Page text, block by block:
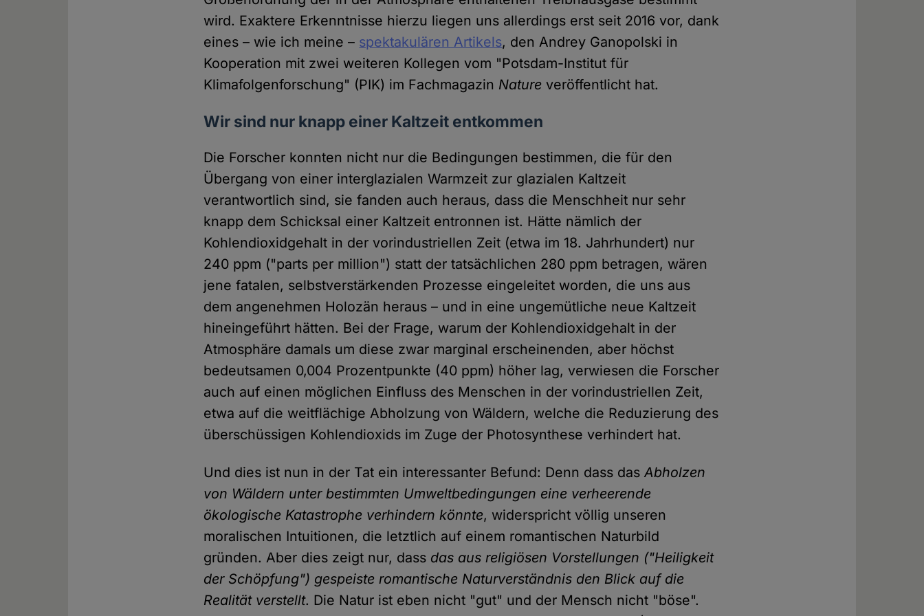
wird. Exaktere Erkenntnisse hierzu liegen uns allerdings erst seit 2016 vor, dank
eines – wie ich meine – spektakulären Artikels, den Andrey Ganopolski in
Kooperation mit zwei weiteren Kollegen vom "Potsdam-Institut für
Klimafolgenforschung" (PIK) im Fachmagazin Nature veröffentlicht hat.
Wir sind nur knapp einer Kaltzeit entkommen
Die Forscher konnten nicht nur die Bedingungen bestimmen, die für den
Übergang von einer interglazialen Warmzeit zur glazialen Kaltzeit
verantwortlich sind, sie fanden auch heraus, dass die Menschheit nur sehr
knapp dem Schicksal einer Kaltzeit entronnen ist. Hätte nämlich der
Kohlendioxidgehalt in der vorindustriellen Zeit (etwa im 18. Jahrhundert) nur
240 ppm ("parts per million") statt der tatsächlichen 280 ppm betragen, wären
jene fatalen, selbstverstärkenden Prozesse eingeleitet worden, die uns aus
dem angenehmen Holozän heraus – und in eine ungemütliche neue Kaltzeit
hineingeführt hätten. Bei der Frage, warum der Kohlendioxidgehalt in der
Atmosphäre damals um diese zwar marginal erscheinenden, aber höchst
bedeutsamen 0,004 Prozentpunkte (40 ppm) höher lag, verwiesen die Forscher
auch auf einen möglichen Einfluss des Menschen in der vorindustriellen Zeit,
etwa auf die weitflächige Abholzung von Wäldern, welche die Reduzierung des
überschüssigen Kohlendioxids im Zuge der Photosynthese verhindert hat.
Und dies ist nun in der Tat ein interessanter Befund: Denn dass dasAbholzen
von Wäldern unter bestimmten Umweltbedingungen eine verheerende
ökologische Katastrophe verhindern könnte, widerspricht völlig unseren
moralischen Intuitionen, die letztlich auf einem romantischen Naturbild
gründen. Aber dies zeigt nur, dass das aus religiösen Vorstellungen ("Heiligkeit
der Schöpfung") gespeiste romantische Naturverständnis den Blick auf die
Realität verstellt. Die Natur ist eben nicht "gut" und der Mensch nicht "böse".